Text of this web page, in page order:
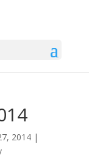
2014|